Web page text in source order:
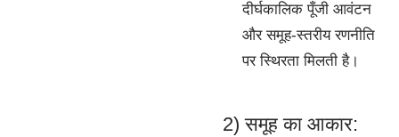
दीर्घकालिक पूँजी आवंटन
और समूह-स्तरीय रणनीति
पर स्थिरता मिलती है।
2) समूह का आकार: